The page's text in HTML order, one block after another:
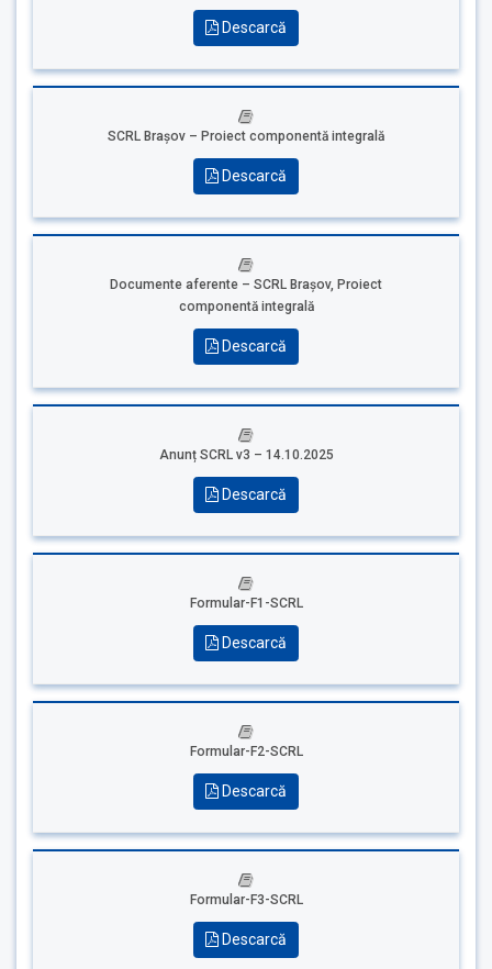
Descarcă
SCRL Brașov – Proiect componentă integrală
Descarcă
Documente aferente – SCRL Brașov, Proiect
componentă integrală
Descarcă
Anunț SCRL v3 – 14.10.2025
Descarcă
Formular-F1-SCRL
Descarcă
Formular-F2-SCRL
Descarcă
Formular-F3-SCRL
Descarcă